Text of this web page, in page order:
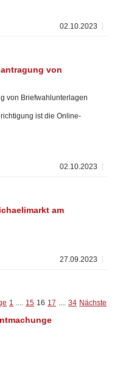
02.10.2023
von
von Briefwahlunterlagen
ist die Online-
02.10.2023
am
27.09.2023
1 .... 15 16 17 .... 34 Nächste